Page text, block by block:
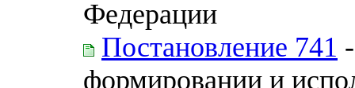
Федерации
Постановление 741
формировании и